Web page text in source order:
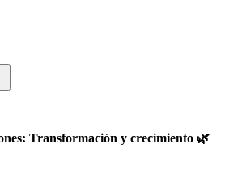
Transformación y crecimiento 🌿